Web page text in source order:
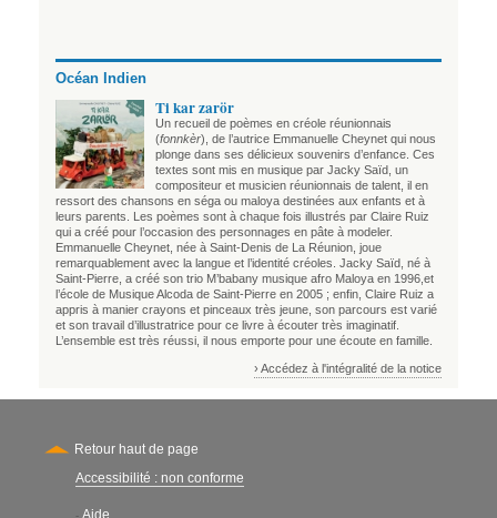
Océan Indien
Ti kar zarör
Un recueil de poèmes en créole réunionnais
(fonnkèr), de l’autrice Emmanuelle Cheynet qui nous
plonge dans ses délicieux souvenirs d’enfance. Ces
textes sont mis en musique par Jacky Saïd, un
compositeur et musicien réunionnais de talent, il en
ressort des chansons en séga ou maloya destinées aux enfants et à
leurs parents. Les poèmes sont à chaque fois illustrés par Claire Ruiz
qui a créé pour l’occasion des personnages en pâte à modeler.
Emmanuelle Cheynet, née à Saint-Denis de La Réunion, joue
remarquablement avec la langue et l’identité créoles. Jacky Saïd, né à
Saint-Pierre, a créé son trio M’babany musique afro Maloya en 1996,et
l’école de Musique Alcoda de Saint-Pierre en 2005 ; enfin, Claire Ruiz a
appris à manier crayons et pinceaux très jeune, son parcours est varié
et son travail d’illustratrice pour ce livre à écouter très imaginatif.
L’ensemble est très réussi, il nous emporte pour une écoute en famille.
› Accédez à l'intégralité de la notice
Retour haut de page
Secondary
Accessibilité : non conforme
- Aide